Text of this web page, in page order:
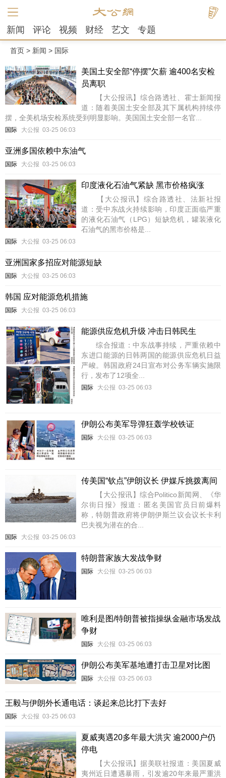
新闻 评论 视频 财经 艺文 专题
首页 > 新闻 > 国际
美国土安全部“停摆”欠薪 逾400名安检
员离职
【大公报讯】综合路透社、霍士新闻报
道：随着美国土安全部及其下属机构持续停
摆，全美机场安检系统受到明显影响。美国国土安全部一名官...
国际 大公报 03-25 06:03
亚洲多国依赖中东油气
国际 大公报 03-25 06:03
印度液化石油气紧缺 黑市价格疯涨
【大公报讯】综合路透社、法新社报
道：受中东战火持续影响，印度正面临严重
的液化石油气（LPG）短缺危机，罐装液化
石油气的黑市价格是...
国际 大公报 03-25 06:03
亚洲国家多招应对能源短缺
国际 大公报 03-25 06:03
韩国 应对能源危机措施
国际 大公报 03-25 06:03
能源供应危机升级 冲击日韩民生
综合报道：中东战事持续，严重依赖中
东进口能源的日韩两国的能源供应危机日益
严峻。韩国政府24日宣布对公务车辆实施限
行，发布了12项全...
国际 大公报 03-25 06:03
伊朗公布美军导弹狂轰学校铁证
国际 大公报 03-25 06:03
传美国“钦点”伊朗议长 伊媒斥挑拨离间
【大公报讯】综合Politico新闻网、《华
尔街日报》报道：匿名美国官员日前爆料
称，特朗普政府将伊朗伊斯兰议会议长卡利
巴夫视为潜在的合...
国际 大公报 03-25 06:03
特朗普家族大发战争财
国际 大公报 03-25 06:03
唯利是图/特朗普被指操纵金融市场发战
争财
国际 大公报 03-25 06:03
伊朗公布美军基地遭打击卫星对比图
国际 大公报 03-25 06:03
王毅与伊朗外长通电话：谈起来总比打下去好
国际 大公报 03-25 06:03
夏威夷遇20多年最大洪灾 逾2000户仍
停电
【大公报讯】据美联社报道：美国夏威
夷州近日遭遇暴雨，引发逾20年来最严重洪